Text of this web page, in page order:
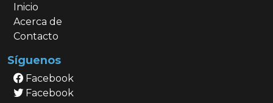
Inicio
Acerca de
Contacto
Síguenos
Facebook
Facebook